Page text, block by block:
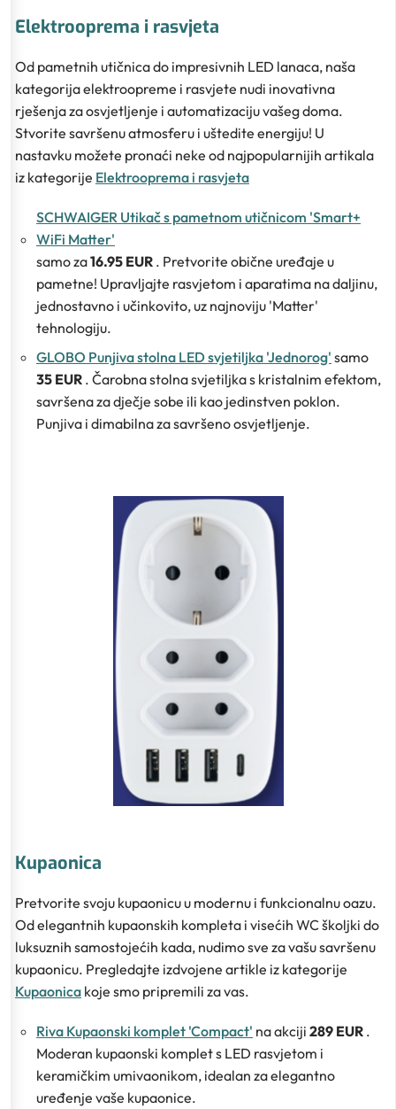
Elektrooprema i rasvjeta
Od pametnih utičnica do impresivnih LED lanaca, naša
kategorija elektroopreme i rasvjete nudi inovativna
rješenja za osvjetljenje i automatizaciju vašeg doma.
Stvorite savršenu atmosferu i uštedite energiju! U
nastavku možete pronaći neke od najpopularnijih artikala
iz kategorije Elektrooprema i rasvjeta
SCHWAIGER Utikač s pametnom utičnicom 'Smart+
WiFi Matter'
samo za16.95 EUR . Pretvorite obične uređaje u
pametne! Upravljajte rasvjetom i aparatima na daljinu,
jednostavno i učinkovito, uz najnoviju 'Matter'
tehnologiju.
GLOBO Punjiva stolna LED svjetiljka 'Jednorog' samo
35 EUR . Čarobna stolna svjetiljka s kristalnim efektom,
savršena za dječje sobe ili kao jedinstven poklon.
Punjiva i dimabilna za savršeno osvjetljenje.
Kupaonica
Pretvorite svoju kupaonicu u modernu i funkcionalnu oazu.
Od elegantnih kupaonskih kompleta i visećih WC školjki do
luksuznih samostojećih kada, nudimo sve za vašu savršenu
kupaonicu. Pregledajte izdvojene artikle iz kategorije
Kupaonica koje smo pripremili za vas.
Riva Kupaonski komplet 'Compact' na akciji 289 EUR .
Moderan kupaonski komplet s LED rasvjetom i
keramičkim umivaonikom, idealan za elegantno
uređenje vaše kupaonice.